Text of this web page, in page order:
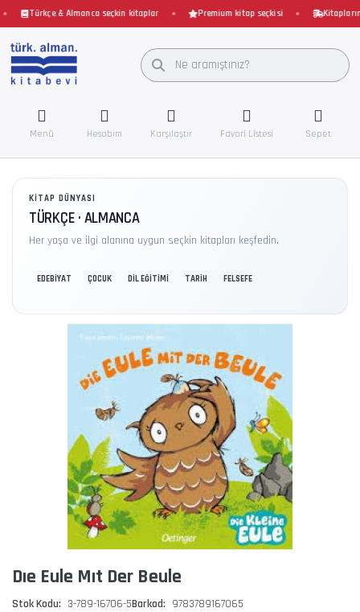
Türkçe & Almanca seçkin kitaplar Premium kitap seçkisi
Menü Hesabım Karşılaştır Favori Listesi Sepet
KITAP DÜNYASI
TÜRKÇE · ALMANCA
Her yaşa ve ilgi alanına uygun seçkin kitapları keşfedin.
EDEBİYAT ÇOCUK DİL EĞİTİMİ TARİH FELSEFE
Dıe Eule Mıt Der Beule
Stok Kodu: 3-789-16706-5Barkod: 9783789167065